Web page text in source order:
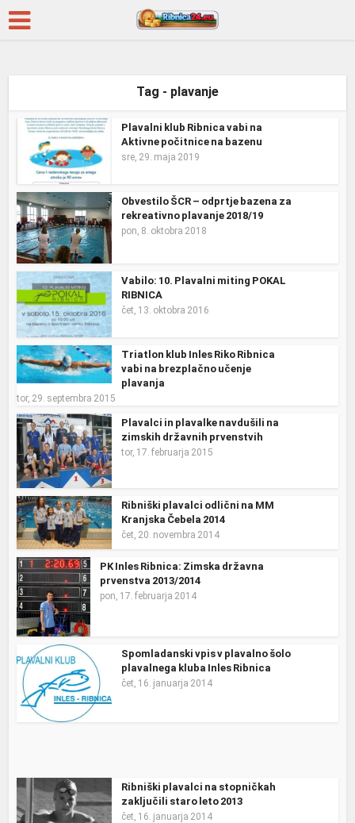
Tag - plavanje
Plavalni klub Ribnica vabi na
Aktivne počitnice na bazenu
sre, 29. maja 2019
Obvestilo ŠCR – odprtje bazena za
rekreativno plavanje 2018/19
pon, 8. oktobra 2018
Vabilo: 10. Plavalni miting POKAL
RIBNICA
čet, 13. oktobra 2016
Triatlon klub Inles Riko Ribnica
vabi na brezplačno učenje
plavanja
tor, 29. septembra 2015
Plavalci in plavalke navdušili na
zimskih državnih prvenstvih
tor, 17. februarja 2015
Ribniški plavalci odlični na MM
Kranjska Čebela 2014
čet, 20. novembra 2014
PK Inles Ribnica: Zimska državna
prvenstva 2013/2014
pon, 17. februarja 2014
Spomladanski vpis v plavalno šolo
plavalnega kluba Inles Ribnica
čet, 16. januarja 2014
Ribniški plavalci na stopničkah
zaključili staro leto 2013
čet, 16. januarja 2014